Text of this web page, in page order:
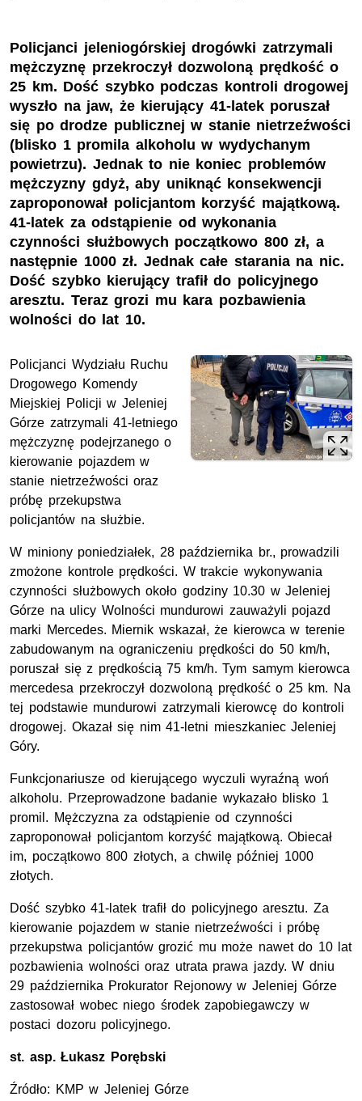
Policjanci jeleniogórskiej drogówki zatrzymali
mężczyznę przekroczył dozwoloną prędkość o
25 km. Dość szybko podczas kontroli drogowej
wyszło na jaw, że kierujący 41-latek poruszał
się po drodze publicznej w stanie nietrzeźwości
(blisko 1 promila alkoholu w wydychanym
powietrzu). Jednak to nie koniec problemów
mężczyzny gdyż, aby uniknąć konsekwencji
zaproponował policjantom korzyść majątkową.
41-latek za odstąpienie od wykonania
czynności służbowych początkowo 800 zł, a
następnie 1000 zł. Jednak całe starania na nic.
Dość szybko kierujący trafił do policyjnego
aresztu. Teraz grozi mu kara pozbawienia
wolności do lat 10.
Policjanci Wydziału Ruchu
Drogowego Komendy
Miejskiej Policji w Jeleniej
Górze zatrzymali 41-letniego
mężczyznę podejrzanego o
kierowanie pojazdem w
stanie nietrzeźwości oraz
próbę przekupstwa
policjantów na służbie.
W miniony poniedziałek, 28 października br., prowadzili
zmożone kontrole prędkości. W trakcie wykonywania
czynności służbowych około godziny 10.30 w Jeleniej
Górze na ulicy Wolności mundurowi zauważyli pojazd
marki Mercedes. Miernik wskazał, że kierowca w terenie
zabudowanym na ograniczeniu prędkości do 50 km/h,
poruszał się z prędkością 75 km/h. Tym samym kierowca
mercedesa przekroczył dozwoloną prędkość o 25 km. Na
tej podstawie mundurowi zatrzymali kierowcę do kontroli
drogowej. Okazał się nim 41-letni mieszkaniec Jeleniej
Góry.
Funkcjonariusze od kierującego wyczuli wyraźną woń
alkoholu. Przeprowadzone badanie wykazało blisko 1
promil. Mężczyzna za odstąpienie od czynności
zaproponował policjantom korzyść majątkową. Obiecał
im, początkowo 800 złotych, a chwilę później 1000
złotych.
Dość szybko 41-latek trafił do policyjnego aresztu. Za
kierowanie pojazdem w stanie nietrzeźwości i próbę
przekupstwa policjantów grozić mu może nawet do 10 lat
pozbawienia wolności oraz utrata prawa jazdy. W dniu
29 października Prokurator Rejonowy w Jeleniej Górze
zastosował wobec niego środek zapobiegawczy w
postaci dozoru policyjnego.
st. asp. Łukasz Porębski
Źródło: KMP w Jeleniej Górze